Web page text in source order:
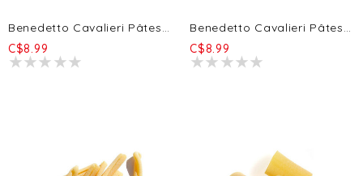
Benedetto Cavalieri Pâtes Orecchiette 500g
C$8.99
Benedetto Cavalieri Pâtes Spaghettoni 500g
C$8.99